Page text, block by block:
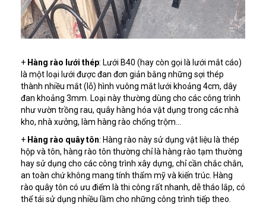
+ Hàng rào lưới thép: Lưới B40 (hay còn gọi là lưới mắt cáo)
là một loại lưới được đan đơn giản bằng những sợi thép
thành nhiều mắt (lỗ) hình vuông mắt lưới khoảng 4cm, dây
đan khoảng 3mm. Loại này thường dùng cho các công trình
như vườn trồng rau, quây hàng hóa vật dụng trong các nhà
kho, nhà xưởng, làm hàng rào chống trộm...
+ Hàng rào quây tôn: Hàng rào này sử dụng vật liệu là thép
hộp và tôn, hàng rào tôn thường chỉ là hàng rào tạm thường
hay sử dụng cho các công trình xây dựng, chỉ cần chắc chắn,
an toàn chứ không mang tính thẩm mỹ và kiến trúc. Hàng
rào quây tôn có ưu điểm là thi công rất nhanh, dễ tháo lắp, có
thể tái sử dụng nhiều lầm cho những công trình tiếp theo.